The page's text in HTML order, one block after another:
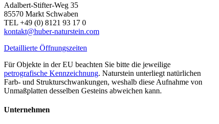
Adalbert-Stifter-Weg 35
85570 Markt Schwaben
TEL +49 (0) 8121 93 17 0
kontakt@huber-naturstein.com
Detaillierte Öffnungszeiten
Für Objekte in der EU beachten Sie bitte die jeweilige
petrografische Kennzeichnung. Naturstein unterliegt natürlichen
Farb- und Strukturschwankungen, weshalb diese Aufnahme von
Unmaßplatten desselben Gesteins abweichen kann.
Unternehmen